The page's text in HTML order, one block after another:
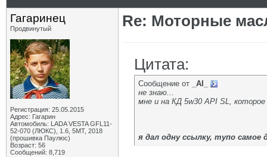
Гагаринец
Продвинутый
Регистрация: 25.05.2015
Адрес: Гагарин
Автомобиль: LADA VESTA GFL11-
52-070 (ЛЮКС), 1.6, 5МТ, 2018
(прошивка Паулюс)
Возраст: 56
Сообщений: 8,719
Re: Моторные
Цитата:
Сообщение от
_AI_
не знаю...
мне и на КД 5w30 API SL,
я дал одну ссылку, тупо